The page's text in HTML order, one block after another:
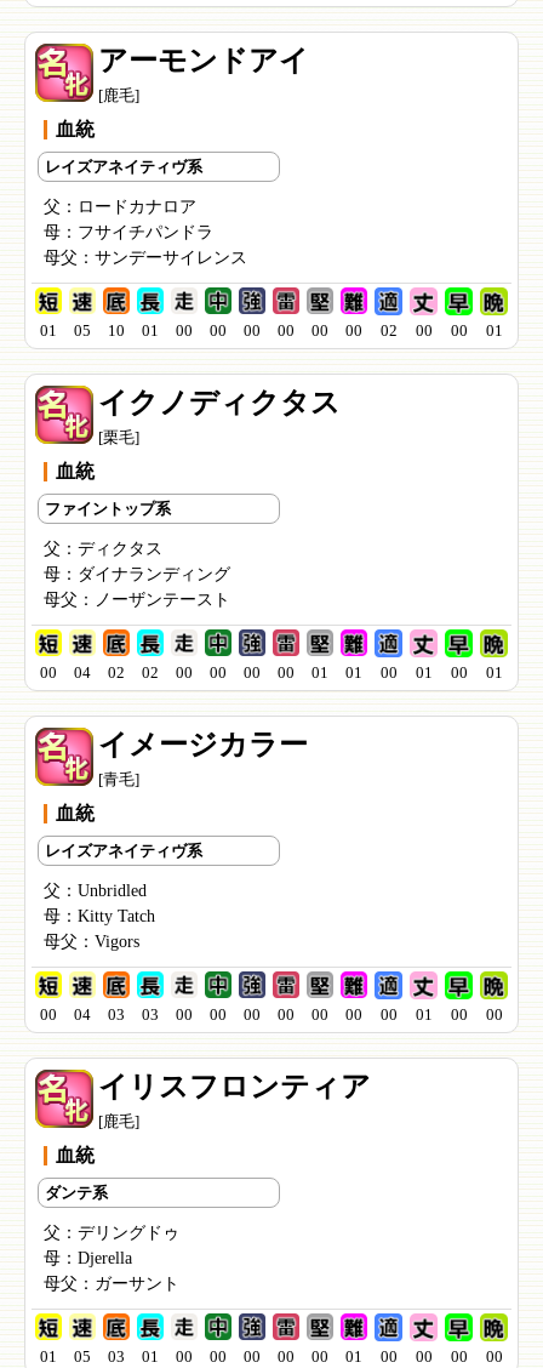
アーモンドアイ
[鹿毛]
血統
レイズアネイティヴ系
父： ロードカナロア
母： フサイチパンドラ
母父： サンデーサイレンス
01 05 10 01 00 00 00 00 00 00 02 00 00 01
イクノディクタス
[栗毛]
血統
ファイントップ系
父： ディクタス
母： ダイナランディング
母父： ノーザンテースト
00 04 02 02 00 00 00 00 01 01 00 01 00 01
イメージカラー
[青毛]
血統
レイズアネイティヴ系
父： Unbridled
母： Kitty Tatch
母父： Vigors
00 04 03 03 00 00 00 00 00 00 00 01 00 00
イリスフロンティア
[鹿毛]
血統
ダンテ系
父： デリングドゥ
母： Djerella
母父： ガーサント
01 05 03 01 00 00 00 00 00 01 00 00 00 00